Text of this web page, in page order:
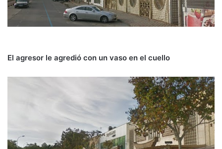
El agresor le agredió con un vaso en el cuello